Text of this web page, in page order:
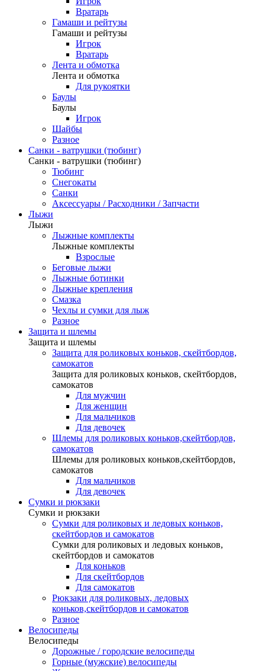
Вратарь
Гамаши и рейтузы
Гамаши и рейтузы
Игрок
Вратарь
Лента и обмотка
Лента и обмотка
Для рукоятки
Баулы
Баулы
Игрок
Шайбы
Разное
Санки - ватрушки (тюбинг)
Санки - ватрушки (тюбинг)
Тюбинг
Снегокаты
Санки
Аксессуары / Расходники / Запчасти
Лыжи
Лыжи
Лыжные комплекты
Лыжные комплекты
Взрослые
Беговые лыжи
Лыжные ботинки
Лыжные крепления
Смазка
Чехлы и сумки для лыж
Разное
Защита и шлемы
Защита и шлемы
Защита для роликовых коньков, скейтбордов,
самокатов
Защита для роликовых коньков, скейтбордов,
самокатов
Для мужчин
Для женщин
Для мальчиков
Для девочек
Шлемы для роликовых коньков,скейтбордов,
самокатов
Шлемы для роликовых коньков,скейтбордов,
самокатов
Для мальчиков
Для девочек
Сумки и рюкзаки
Сумки и рюкзаки
Сумки для роликовых и ледовых коньков,
скейтбордов и самокатов
Сумки для роликовых и ледовых коньков,
скейтбордов и самокатов
Для коньков
Для скейтбордов
Для самокатов
Рюкзаки для роликовых, ледовых
коньков,скейтбордов и самокатов
Разное
Велосипеды
Велосипеды
Дорожные / городские велосипеды
Горные (мужские) велосипеды